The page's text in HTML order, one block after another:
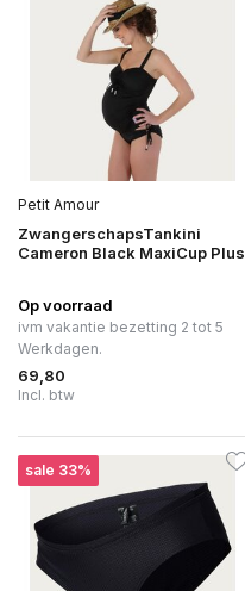
Petit Amour
ZwangerschapsTankini
Cameron Black MaxiCup Plus
Op voorraad
ivm vakantie bezetting 2 tot 5
Werkdagen.
69,80
Incl. btw
sale 33%